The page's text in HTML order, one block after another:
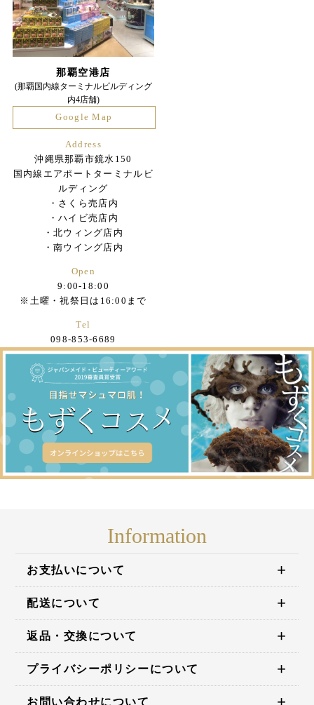
那覇空港店
(那覇国内線ターミナルビルディング
内4店舗)
Google Map
Address
沖縄県那覇市鏡水150
国内線エアポートターミナルビ
ルディング
・さくら売店内
・ハイビ売店内
・北ウィング店内
・南ウイング店内
Open
9:00-18:00
※土曜・祝祭日は16:00まで
Tel
098-853-6689
Information
お支払いについて
各種クレジットカード、銀行振込、代金引換、後払い決済、Apple
Pay、セブンイレブン、ローソン、郵便局ATM等からお選び頂けま
す。
詳しくはこちら≫
配送について
返品・交換について
商品がお手元に届きましたらご注文内容と異なっていないかご確認く
ださい。
プライバシーポリシーについて
お客様からお預かりした個人情報（お名前・ご住所・電話番号等）は
お問い合わせについて